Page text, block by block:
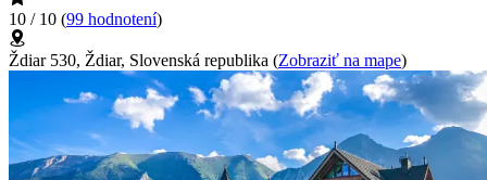
10 / 10 (99 hodnotení)
Ždiar 530, Ždiar, Slovenská republika (Zobraziť na mape)